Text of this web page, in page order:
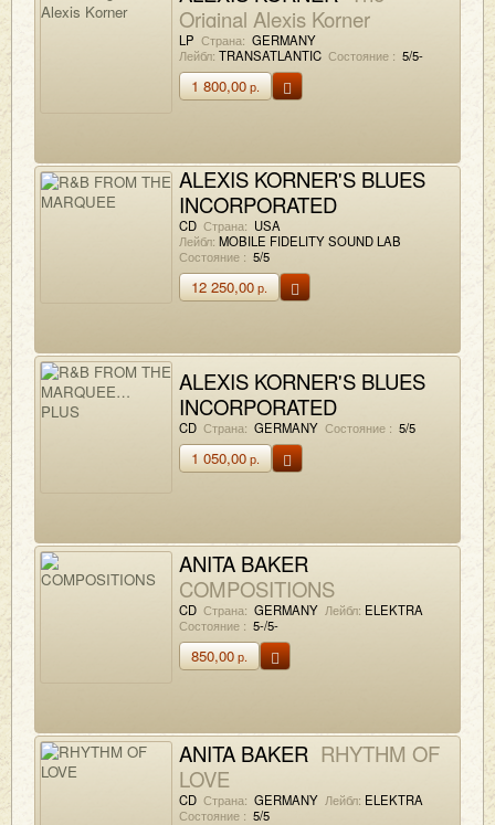
Original Alexis Korner
LP Страна: GERMANY
Лейбл: TRANSATLANTIC Состояние : 5/5-
1 800,00р.
ALEXIS KORNER'S BLUES
INCORPORATED
R&B FROM THE MARQUEE
CD Страна: USA
Лейбл: MOBILE FIDELITY SOUND LAB
Состояние : 5/5
12 250,00р.
ALEXIS KORNER'S BLUES
INCORPORATED
R&B FROM THE
MARQUEE… PLUS
CD Страна: GERMANY Состояние : 5/5
1 050,00р.
ANITA BAKER
COMPOSITIONS
CD Страна: GERMANY Лейбл: ELEKTRA
Состояние : 5-/5-
850,00р.
ANITA BAKER RHYTHM OF
LOVE
CD Страна: GERMANY Лейбл: ELEKTRA
Состояние : 5/5